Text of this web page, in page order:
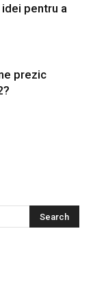
pentru a
prezic